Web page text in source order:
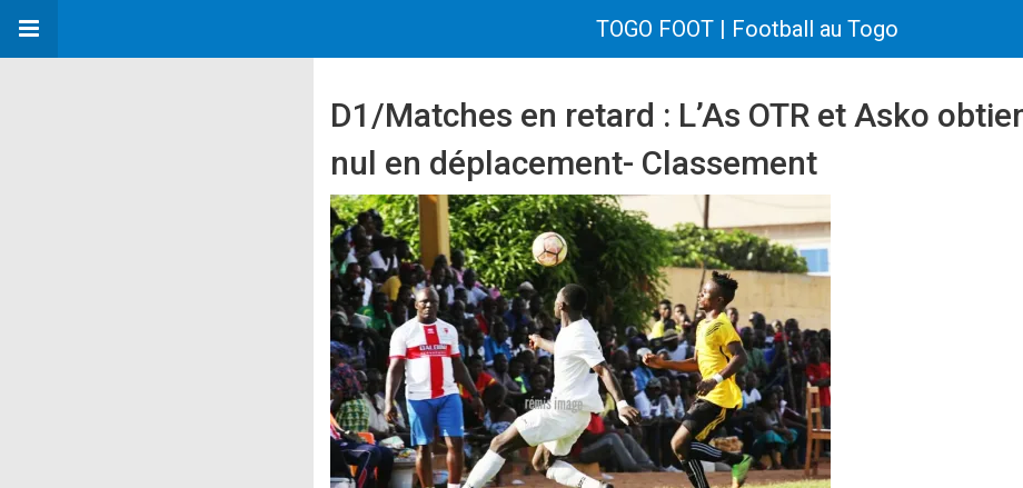
TOGO FOOT | Football au Togo
D1/Matches en retard : L’As OTR et Asko
nul en déplacement- Classement